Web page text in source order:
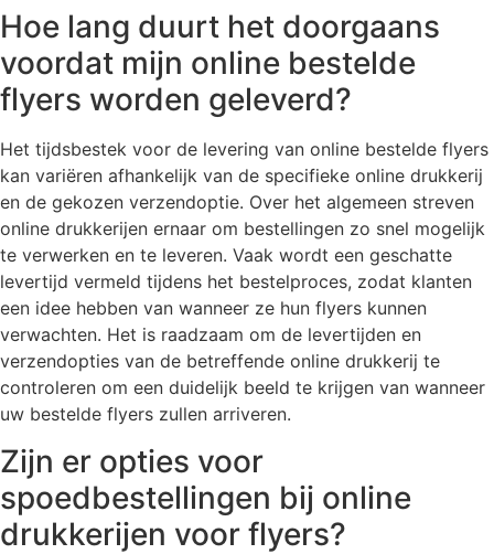
Hoe lang duurt het doorgaans
voordat mijn online bestelde
flyers worden geleverd?
Het tijdsbestek voor de levering van online bestelde flyers
kan variëren afhankelijk van de specifieke online drukkerij
en de gekozen verzendoptie. Over het algemeen streven
online drukkerijen ernaar om bestellingen zo snel mogelijk
te verwerken en te leveren. Vaak wordt een geschatte
levertijd vermeld tijdens het bestelproces, zodat klanten
een idee hebben van wanneer ze hun flyers kunnen
verwachten. Het is raadzaam om de levertijden en
verzendopties van de betreffende online drukkerij te
controleren om een duidelijk beeld te krijgen van wanneer
uw bestelde flyers zullen arriveren.
Zijn er opties voor
spoedbestellingen bij online
drukkerijen voor flyers?